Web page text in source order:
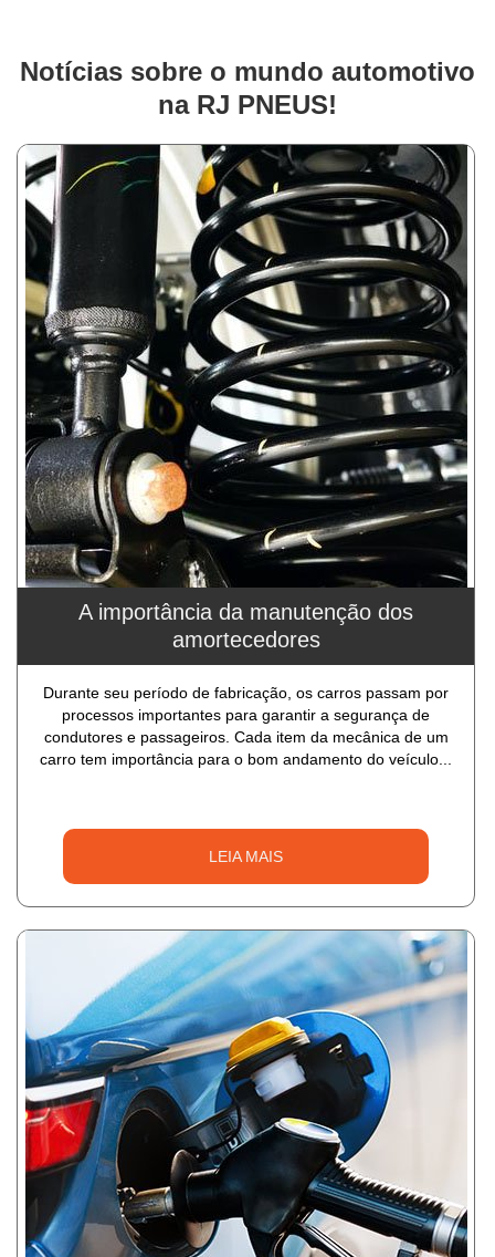
Notícias sobre o mundo automotivo
na RJ PNEUS!
A importância da manutenção dos
amortecedores
Durante seu período de fabricação, os carros passam por
processos importantes para garantir a segurança de
condutores e passageiros. Cada item da mecânica de um
carro tem importância para o bom andamento do veículo...
LEIA MAIS